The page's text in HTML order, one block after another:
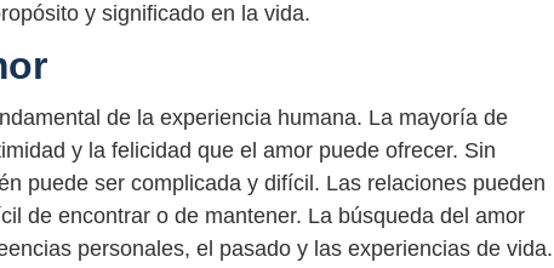
y significado en la vida.
de la experiencia humana. La mayoría de
y la felicidad que el amor puede ofrecer. Sin
puede ser complicada y difícil. Las relaciones pueden
de encontrar o de mantener. La búsqueda del amor
personales, el pasado y las experiencias de vida.